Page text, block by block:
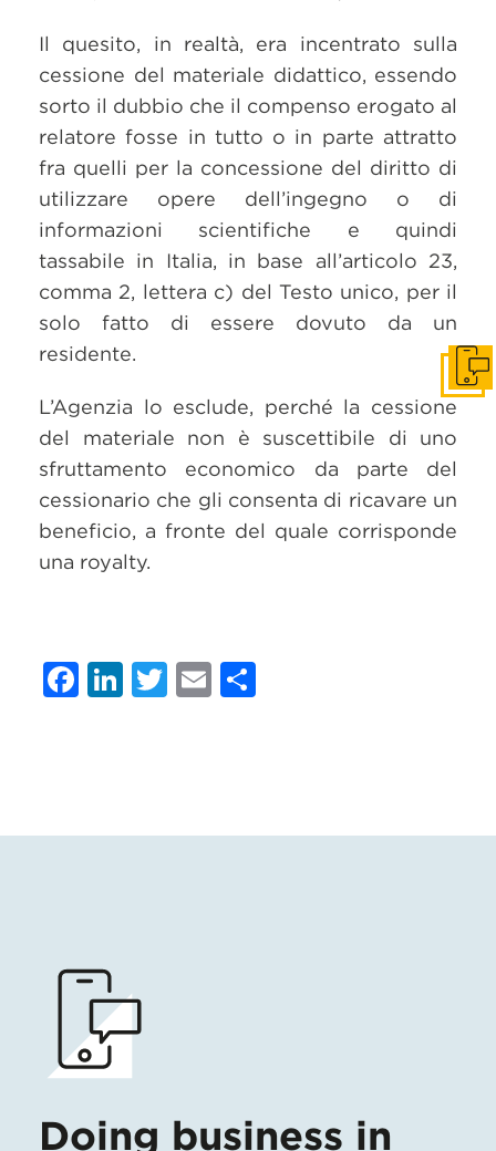
Il quesito, in realtà, era incentrato sulla
cessione del materiale didattico, essendo
sorto il dubbio che il compenso erogato al
relatore fosse in tutto o in parte attratto
fra quelli per la concessione del diritto di
utilizzare opere dell’ingegno o di
informazioni scientifiche e quindi
tassabile in Italia, in base all’articolo 23,
comma 2, lettera c) del Testo unico, per il
solo fatto di essere dovuto da un
residente.
L’Agenzia lo esclude, perché la cessione
del materiale non è suscettibile di uno
sfruttamento economico da parte del
cessionario che gli consenta di ricavare un
beneficio, a fronte del quale corrisponde
una royalty.
Facebook
LinkedIn
Twitter
Email
Doing business in
Get